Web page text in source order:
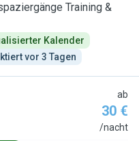
Training &
Kalender
vor 3 Tagen
ab
30 €
/nacht